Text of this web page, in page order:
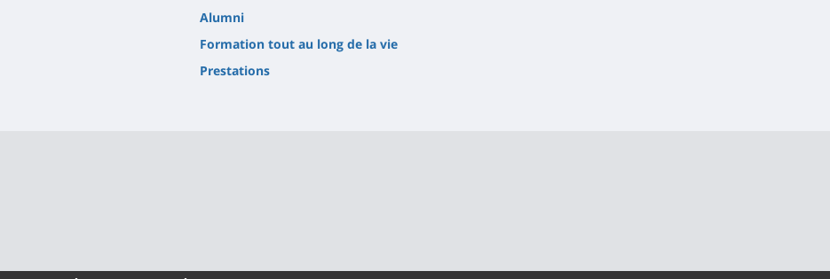
Alumni
Formation tout au long de la vie
Prestations